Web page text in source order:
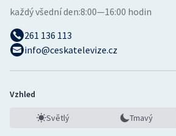
každý všední den:8:00—16:00 hodin
261 136 113
info@ceskatelevize.cz
Vzhled
Světlý Tmavý